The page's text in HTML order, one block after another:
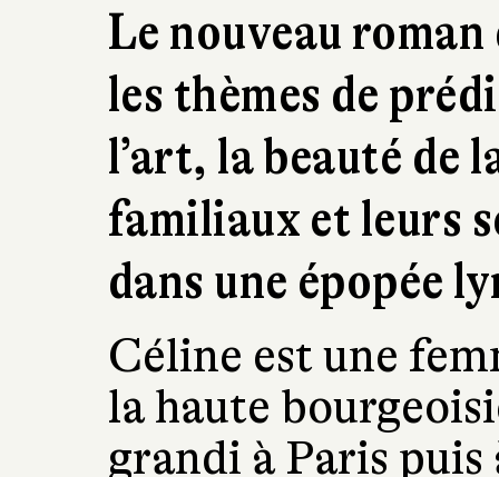
Le nouveau
les thèmes de
l’art, la beauté de
familiaux et leurs
dans une épopée
Céline est une
la haute
grandi à Paris